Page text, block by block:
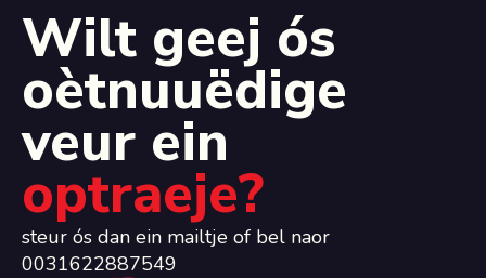
Wilt geej ós
oètnuuëdige
veur ein
optraeje?
steur ós dan ein mailtje of bel naor
0031622887549